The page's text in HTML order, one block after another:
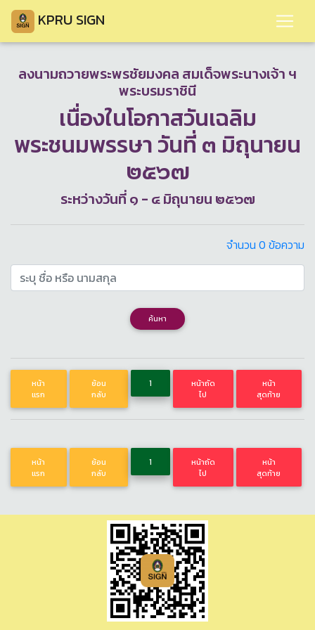
KPRU SIGN
ลงนามถวายพระพรชัยมงคล สมเด็จพระนางเจ้า ฯ
พระบรมราชินี
เนื่องในโอกาสวันเฉลิม
พระชนมพรรษา วันที่ ๓ มิถุนายน
๒๕๖๗
ระหว่างวันที่ ๑ - ๔ มิถุนายน ๒๕๖๗
จำนวน 0 ข้อความ
ค้นหา
หน้า
แรก
ย้อน
กลับ
1
หน้าถัด
ไป
หน้า
สุดท้าย
หน้า
แรก
ย้อน
กลับ
1
หน้าถัด
ไป
หน้า
สุดท้าย